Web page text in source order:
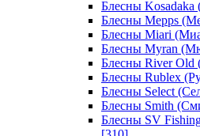
Блесны Kosadaka
Блесны Mepps
Блесны Miari
Блесны Myran
Блесны River Old
Блесны Rublex
Блесны Select
Блесны Smith
Блесны SV